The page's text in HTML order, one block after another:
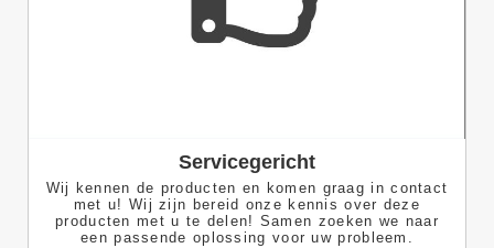
Servicegericht
Wij kennen de producten en komen graag in contact
met u! Wij zijn bereid onze kennis over deze
producten met u te delen! Samen zoeken we naar
een passende oplossing voor uw probleem.